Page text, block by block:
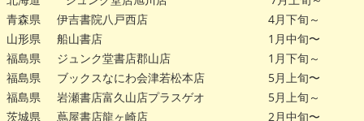
青森県
伊吉書院八戸西店
4月下旬～
山形県
船山書店
1月中旬〜
福島県
ジュンク堂書店郡山店
1月下旬～
福島県
ブックスなにわ会津若松本店
5月上旬〜
福島県
岩瀬書店富久山店プラスゲオ
5月上旬～
茨城県
蔦屋書店龍ヶ崎店
2月中旬〜